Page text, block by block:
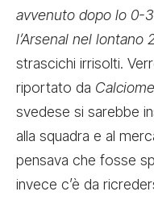
avvenuto dopo lo 0-
l’Arsenal nel lontano
strascichi irrisolti.
riportato da
svedese si sarebbe
alla squadra e al
pensava che fosse
invece c’è da